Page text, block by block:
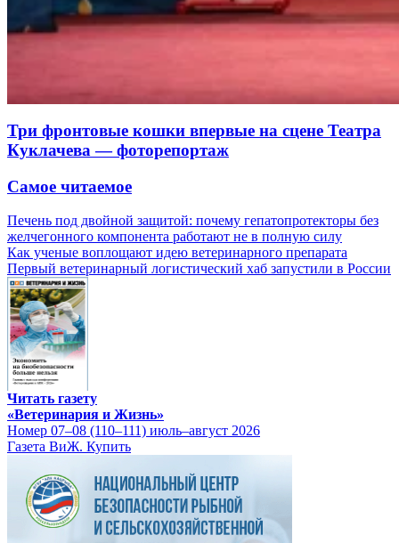
Три фронтовые кошки впервые на сцене Театра
Куклачева — фоторепортаж
Самое читаемое
Печень под двойной защитой: почему гепатопротекторы без
желчегонного компонента работают не в полную силу
Как ученые воплощают идею ветеринарного препарата
Первый ветеринарный логистический хаб запустили в России
Читать газету
«Ветеринария и Жизнь»
Номер 07–08 (110–111) июль–август 2026
Газета ВиЖ. Купить